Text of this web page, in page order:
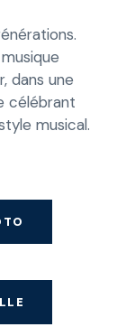
dans une
célébrant
musical.